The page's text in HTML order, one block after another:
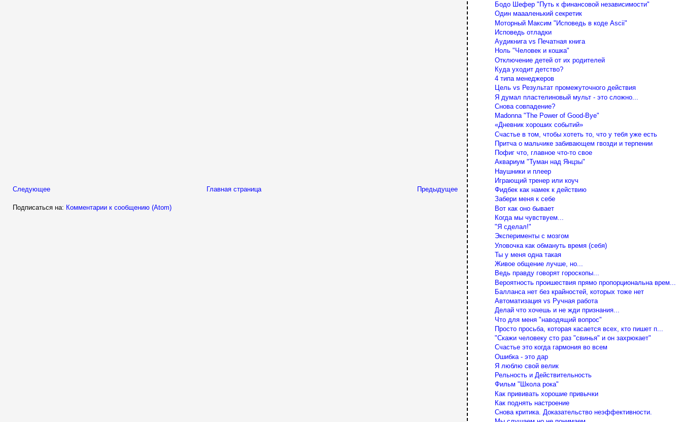
Следующее Предыдущее
Главная страница
Подписаться на: Комментарии к сообщению (Atom)
Бодо Шефер "Путь к финансовой независимости"
Один маааленький секретик
Моторный Максим "Исповедь в коде Ascii"
Исповедь отладки
Аудикнига vs Печатная книга
Ноль "Человек и кошка"
Отключение детей от их родителей
Куда уходит детство?
4 типа менеджеров
Цель vs Результат промежуточного действия
Я думал пластелиновый мульт - это сложно...
Снова совпадение?
Madonna "The Power of Good-Bye"
«Дневник хороших событий»
Счастье в том, чтобы хотеть то, что у тебя уже есть
Притча о мальчике забивающем гвозди и терпении
Пофиг что, главное что-то свое
Аквариум "Туман над Янцзы"
Наушники и плеер
Играющий тренер или коуч
Фидбек как намек к действию
Забери меня к себе
Вот как оно бывает
Когда мы чувствуем...
"Я сделал!"
Эксперименты с мозгом
Уловочка как обмануть время (себя)
Ты у меня одна такая
Живое общение лучше, но...
Ведь правду говорят гороскопы...
Вероятность проишествия прямо пропорциональна врем...
Балланса нет без крайностей, которых тоже нет
Автоматизация vs Ручная работа
Делай что хочешь и не жди признания...
Что для меня "наводящий вопрос"
Просто просьба, которая касается всех, кто пишет п...
"Скажи человеку сто раз "свинья" и он захрюкает"
Счастье это когда гармония во всем
Ошибка - это дар
Я люблю свой велик
Рельность и Действительность
Фильм "Школа рока"
Как прививать хорошие привычки
Как поднять настроение
Снова критика. Доказательство неэффективности.